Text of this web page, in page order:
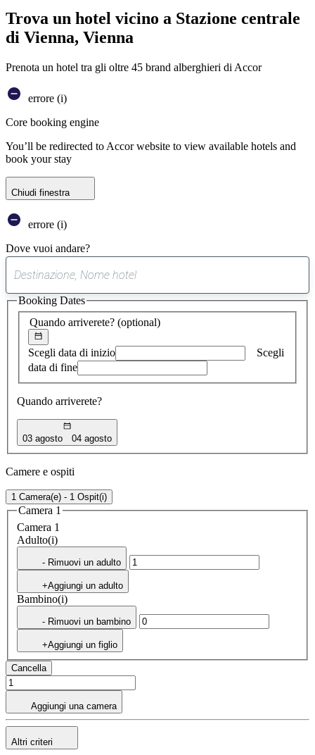
Trova un hotel vicino a Stazione centrale
di Vienna, Vienna
Prenota un hotel tra gli oltre 45 brand alberghieri di Accor
errore (i)
Core booking engine
You’ll be redirected to Accor website to view available hotels and
book your stay
Chiudi finestra
errore (i)
Dove vuoi andare?
suggerimento
trovato
Quando arriverete? (optional)
Scegli data di inizio
Scegli
data di fine
Quando arriverete?
03 agosto 04 agosto
Booking Dates
Camere e ospiti
1 Camera(e) - 1 Ospit(i)
Camera 1
Camera 1
Adulto(i)
- Rimuovi un adulto
+Aggiungi un adulto
Bambino(i)
- Rimuovi un bambino
+Aggiungi un figlio
Cancella
Aggiungi una camera
Altri criteri